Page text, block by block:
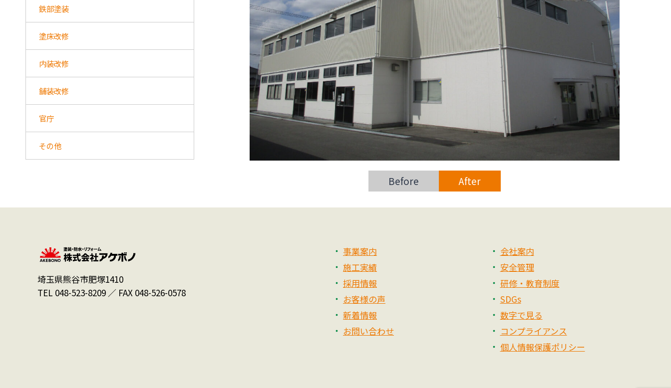
Before After
鉄部塗装
塗床改修
内装改修
舗装改修
官庁
その他
埼玉県熊谷市肥塚1410
TEL 048-523-8209 ／ FAX 048-526-0578
事業案内
施工実績
採用情報
お客様の声
新着情報
お問い合わせ
会社案内
安全管理
研修・教育制度
SDGs
数字で見る
コンプライアンス
個人情報保護ポリシー